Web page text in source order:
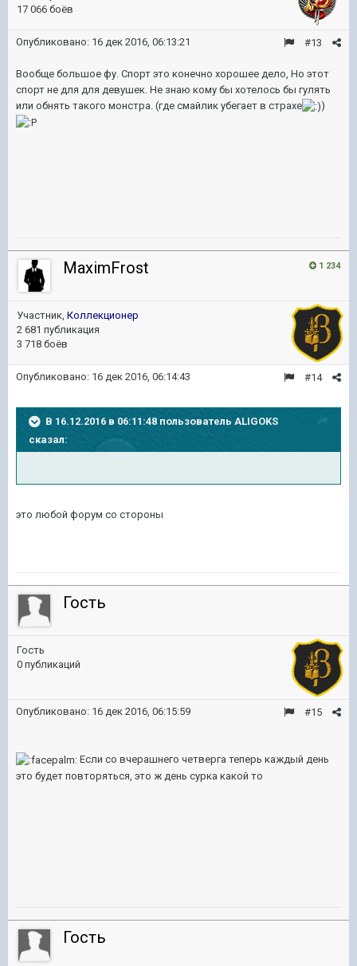
17 066 боёв
#13
Опубликовано: 16 дек 2016, 06:13:21
Вообще большое фу. Спорт это конечно хорошее дело, Но этот
спорт не для для девушек. Не знаю кому бы хотелось бы гулять
или обнять такого монстра. (где смайлик убегает в страхе
)
1 234
MaximFrost
Участник, Коллекционер
2 681 публикация
3 718 боёв
#14
Опубликовано: 16 дек 2016, 06:14:43
В 16.12.2016 в 06:11:48 пользователь ALIGOKS
сказал:
это любой форум со стороны
Гость
Гость
0 публикаций
#15
Опубликовано: 16 дек 2016, 06:15:59
Если со вчерашнего четверга теперь каждый день
это будет повторяться, это ж день сурка какой то
Гость